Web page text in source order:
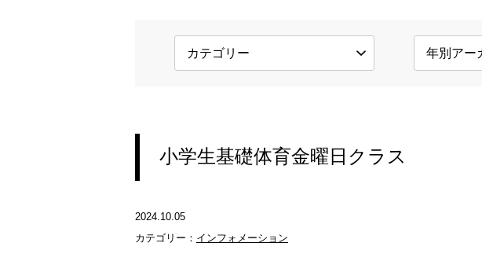
小学生基礎体育金曜日クラス
2024.10.05
カテゴリー： インフォメーション